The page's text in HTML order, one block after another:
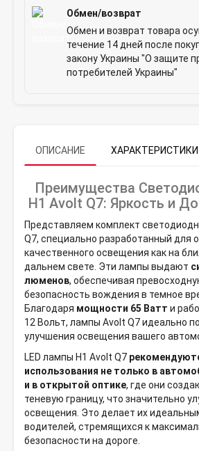
Обмен/возврат
Обмен и возврат товара
течение 14 дней после
закону Украины "О защите
потребителей Украины"
ОПИСАНИЕ ХАРАКТЕРИСТИКИ
Преимущества
H1 Avolt Q7: Яркость и
Представляем комплект
Q7, специально разработанный для
качественного освещения как на
дальнем свете. Эти лампы выдают
люменов, обеспечивая
безопасность вождения в темное
Благодаря мощности 65 Ватт и
12 Вольт, лампы Avolt Q7 идеально
улучшения освещения вашего
LED лампы H1 Avolt Q7
использования не только в
и в открытой оптике, где они
теневую границу, что значительно
освещения. Это делает их
водителей, стремящихся к
безопасности на дороге.